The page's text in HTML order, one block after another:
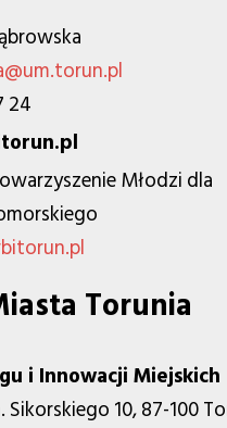
24
Młodzi dla
Torunia
i Innowacji Miejskich
Sikorskiego 10, 87-100